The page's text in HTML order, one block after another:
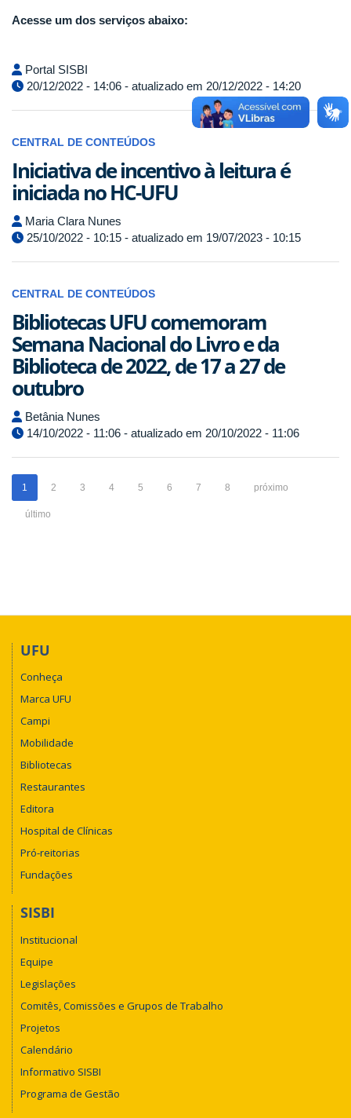
Acesse um dos serviços abaixo:
Portal SISBI
20/12/2022 - 14:06 - atualizado em 20/12/2022 - 14:20
CENTRAL DE CONTEÚDOS
Iniciativa de incentivo à leitura é
iniciada no HC-UFU
Maria Clara Nunes
25/10/2022 - 10:15 - atualizado em 19/07/2023 - 10:15
CENTRAL DE CONTEÚDOS
Bibliotecas UFU comemoram
Semana Nacional do Livro e da
Biblioteca de 2022, de 17 a 27 de
outubro
Betânia Nunes
14/10/2022 - 11:06 - atualizado em 20/10/2022 - 11:06
1 2 3 4 5 6 7 8 próximo
último
UFU
Conheça
Marca UFU
Campi
Mobilidade
Bibliotecas
Restaurantes
Editora
Hospital de Clínicas
Pró-reitorias
Fundações
SISBI
Institucional
Equipe
Legislações
Comitês, Comissões e Grupos de Trabalho
Projetos
Calendário
Informativo SISBI
Programa de Gestão